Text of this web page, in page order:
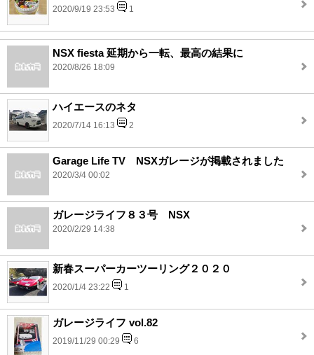
2020/9/19 23:53 1
NSX fiesta 延期から一転、最高の結果に
2020/8/26 18:09
ハイエースのネタ
2020/7/14 16:13 2
Garage Life TV NSXガレージが掲載されました
2020/3/4 00:02
ガレージライフ８３号 NSX
2020/2/29 14:38
新春スーパーカーツーリング２０２０
2020/1/4 23:22 1
ガレージライフ vol.82
2019/11/29 00:29 6